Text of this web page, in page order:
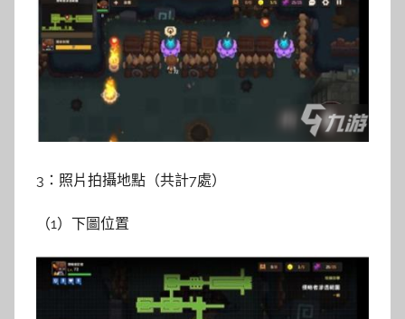
3：照片拍攝地點（共計7處）
（1）下圖位置